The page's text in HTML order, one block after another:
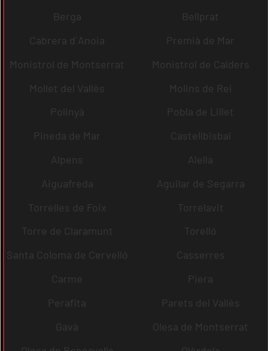
Berga
Bellprat
Cabrera d´Anoia
Premià de Mar
Monistrol de Montserrat
Monistrol de Calders
Mollet del Vallès
Molins de Rei
Polinyà
Pobla de Lillet
Pineda de Mar
Castellbisbal
Alpens
Alella
Aiguafreda
Aguilar de Segarra
Torrelles de Foix
Torrelavit
Torre de Claramunt
Torelló
Santa Coloma de Cervelló
Casserres
Carme
Piera
Perafita
Parets del Vallès
Gavà
Olesa de Montserrat